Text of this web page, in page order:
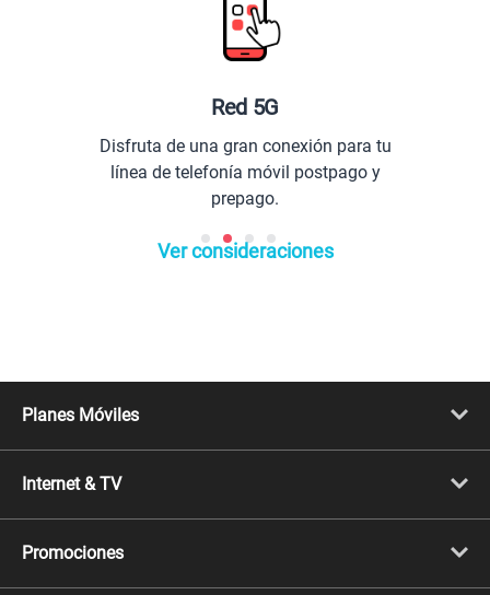
Red 5G
Disfruta de una gran conexión para tu
línea de telefonía móvil postpago y
prepago.
Ver consideraciones
Planes Móviles
Línea Nueva
Línea Adicional
Migración
Internet & TV
Internet + TV
Mejora tu plan
Promociones